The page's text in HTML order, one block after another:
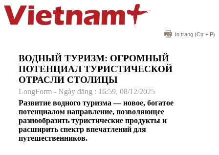
In trang (Ctr + P)
ВОДНЫЙ ТУРИЗМ: ОГРОМНЫЙ
ПОТЕНЦИАЛ ТУРИСТИЧЕСКОЙ
ОТРАСЛИ СТОЛИЦЫ
LongForm - Ngày đăng : 16:59, 08/12/2025
Развитие водного туризма — новое, богатое
потенциалом направление, позволяющее
разнообразить туристические продукты и
расширить спектр впечатлений для
путешественников.